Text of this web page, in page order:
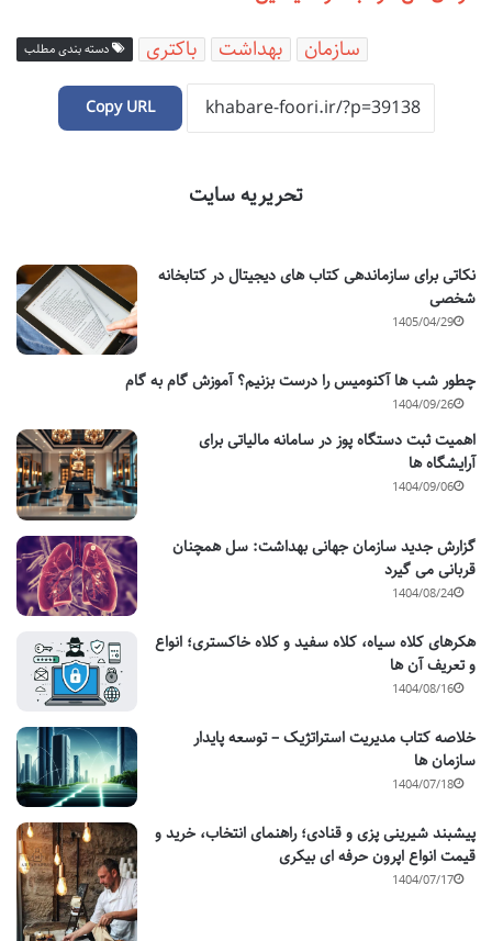
دسته بندی مطلب باکتری بهداشت سازمان
Copy URL
تحریریه سایت
نکاتی برای سازماندهی کتاب های دیجیتال در کتابخانه
شخصی
1405/04/29
چطور شب ها آکنومیس را درست بزنیم؟ آموزش گام به گام
1404/09/26
اهمیت ثبت دستگاه پوز در سامانه مالیاتی برای
آرایشگاه ها
1404/09/06
گزارش جدید سازمان جهانی بهداشت: سل همچنان
قربانی می گیرد
1404/08/24
هکرهای کلاه سیاه، کلاه سفید و کلاه خاکستری؛ انواع
و تعریف آن ها
1404/08/16
خلاصه کتاب مدیریت استراتژیک – توسعه پایدار
سازمان ها
1404/07/18
پیشبند شیرینی پزی و قنادی؛ راهنمای انتخاب، خرید و
قیمت انواع اپرون حرفه ای بیکری
1404/07/17